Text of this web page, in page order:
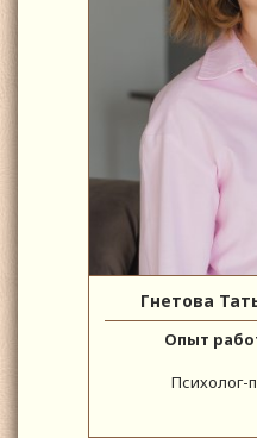
Гнетова
Опыт
Психолог-